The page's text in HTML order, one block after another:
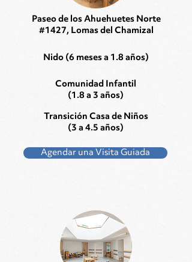
Paseo de los Ahuehuetes Norte
#1427, Lomas del Chamizal
Nido (6 meses a 1.8 años)
Comunidad Infantil
(1.8 a 3 años)
Transición Casa de Niños
(3 a 4.5 años)
Agendar una Visita Guiada